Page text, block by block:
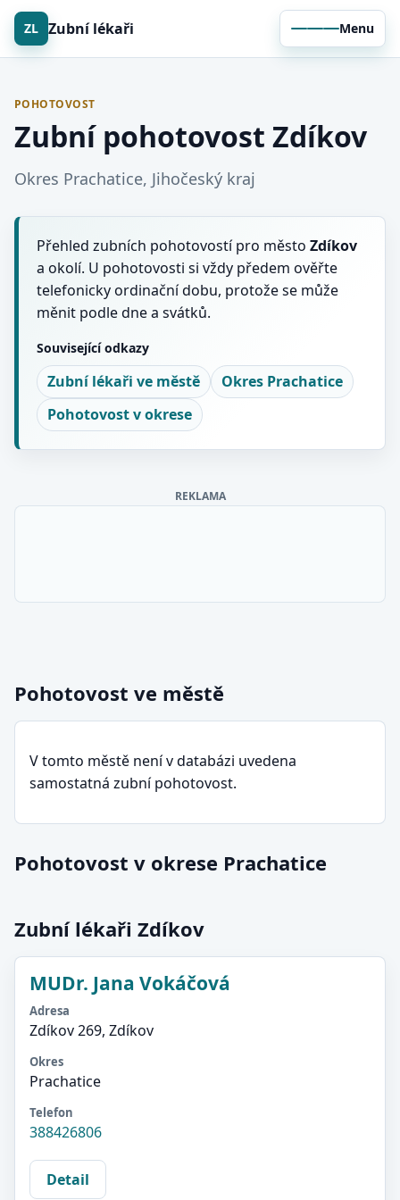
ZL Zubní lékaři Menu
POHOTOVOST
Zubní pohotovost Zdíkov
Okres Prachatice, Jihočeský kraj
Přehled zubních pohotovostí pro město Zdíkov
a okolí. U pohotovosti si vždy předem ověřte
telefonicky ordinační dobu, protože se může
měnit podle dne a svátků.
Související odkazy
Zubní lékaři ve městě
Okres Prachatice
Pohotovost v okrese
REKLAMA
Pohotovost ve městě
V tomto městě není v databázi uvedena
samostatná zubní pohotovost.
Pohotovost v okrese Prachatice
Zubní lékaři Zdíkov
MUDr. Jana Vokáčová
Adresa
Zdíkov 269, Zdíkov
Okres
Prachatice
Telefon
388426806
Detail